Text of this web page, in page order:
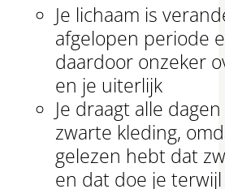
Je lichaam is
afgelopen periode
daardoor onzeker
en je uiterlijk
Je draagt alle
zwarte kleding,
gelezen hebt dat
en dat doe je terwijl